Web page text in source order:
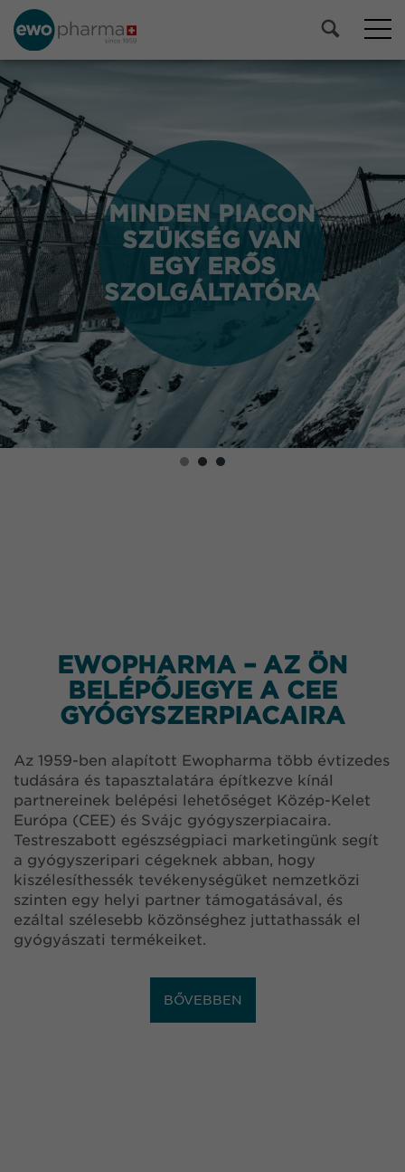
MINDEN PIACON
SZÜKSÉG VAN
EGY ERŐS
SZOLGÁLTATÓRA
MINDEN PIACON
SZÜKSÉG VAN
EGY ERŐS
SZOLGÁLTATÓRA
EWOPHARMA – AZ ÖN
BELÉPŐJEGYE A CEE
GYÓGYSZERPIACAIRA
Az 1959-ben alapított Ewopharma több évtizedes
tudására és tapasztalatára építkezve kínál
partnereinek belépési lehetőséget Közép-Kelet
Európa (CEE) és Svájc gyógyszerpiacaira.
Testreszabott egészségpiaci marketingünk segít
a gyógyszeripari cégeknek abban, hogy
kiszélesíthessék tevékenységüket nemzetközi
szinten egy helyi partner támogatásával, és
ezáltal szélesebb közönséghez juttathassák el
gyógyászati termékeiket.
BŐVEBBEN